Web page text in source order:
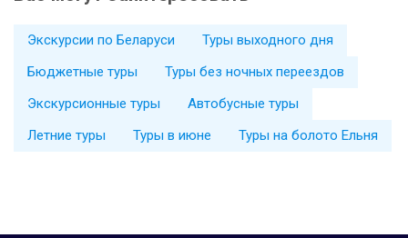
Экскурсии по Беларуси
Туры выходного дня
Бюджетные туры
Туры без ночных переездов
Экскурсионные туры
Автобусные туры
Летние туры
Туры в июне Туры на болото Ельня